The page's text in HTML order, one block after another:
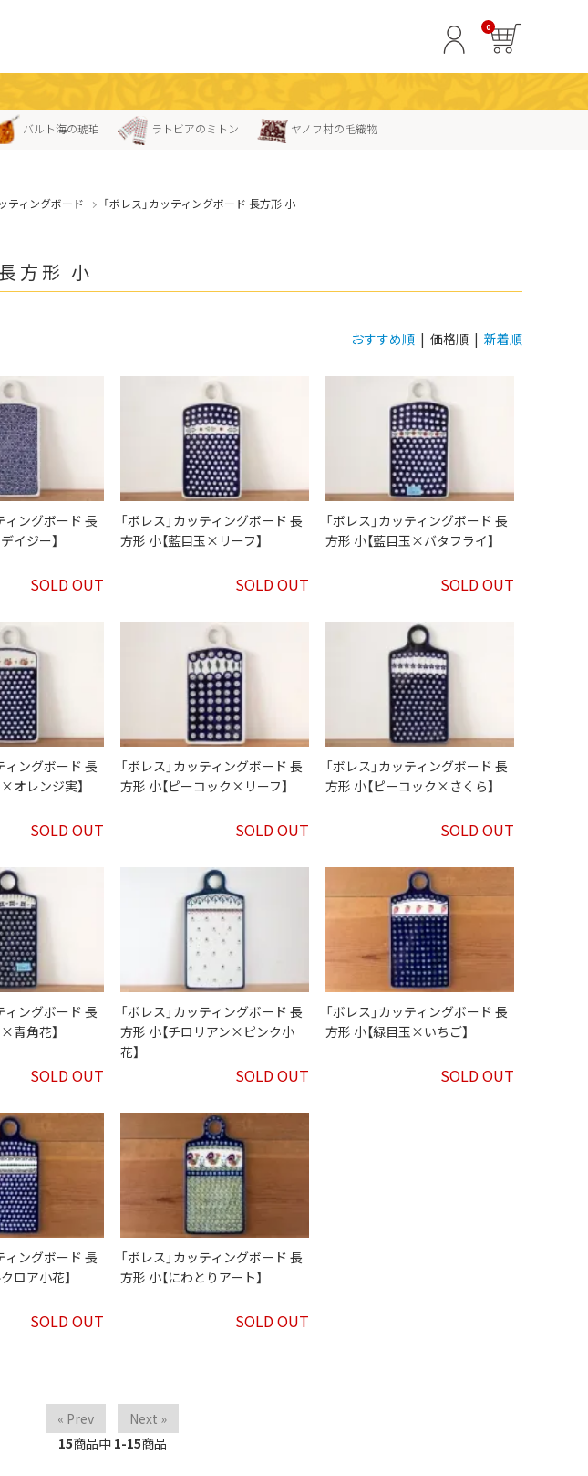
0
バルト海の琥珀 ラトビアのミトン ヤノフ村の毛織物
ティングボード 「ボレス」カッティングボード 長方形 小
方形 小
おすすめ順 | 価格順 | 新着順
ィングボード 長
イジー】
SOLD OUT
「ボレス」カッティングボード 長
方形 小【藍目玉×リーフ】
SOLD OUT
「ボレス」カッティングボード 長
方形 小【藍目玉×バタフライ】
SOLD OUT
ィングボード 長
オレンジ実】
SOLD OUT
「ボレス」カッティングボード 長
方形 小【ピーコック×リーフ】
SOLD OUT
「ボレス」カッティングボード 長
方形 小【ピーコック×さくら】
SOLD OUT
ィングボード 長
青角花】
SOLD OUT
「ボレス」カッティングボード 長
方形 小【チロリアン×ピンク小
花】
SOLD OUT
「ボレス」カッティングボード 長
方形 小【緑目玉×いちご】
SOLD OUT
ィングボード 長
ロア小花】
SOLD OUT
「ボレス」カッティングボード 長
方形 小【にわとりアート】
SOLD OUT
« Prev
Next »
15商品中 1-15商品